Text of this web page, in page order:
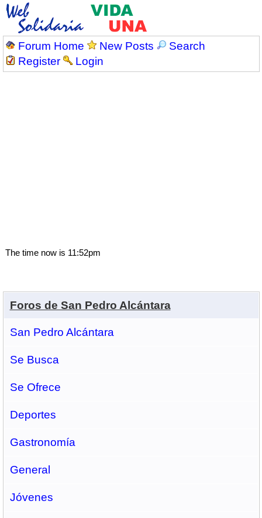
Forum Home New Posts
Search
Register
Login
The time now is 11:52pm
Foros de San Pedro Alcántara
San Pedro Alcántara
Se Busca
Se Ofrece
Deportes
Gastronomí­a
General
Jóvenes